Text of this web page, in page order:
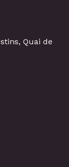
Quai de